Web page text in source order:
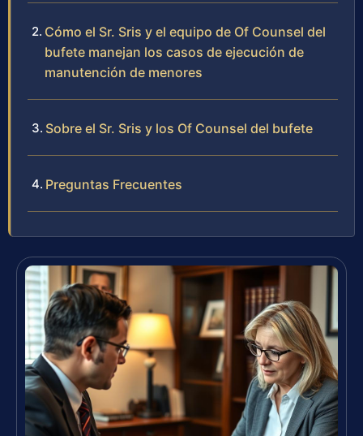
Cómo el Sr. Sris y el equipo de Of Counsel del
bufete manejan los casos de ejecución de
manutención de menores
Sobre el Sr. Sris y los Of Counsel del bufete
Preguntas Frecuentes